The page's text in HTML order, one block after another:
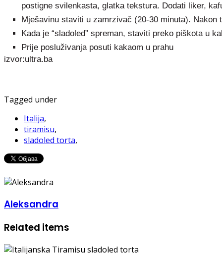
postigne svilenkasta, glatka tekstura. Dodati liker,
Mješavinu staviti u zamrzivač (20-30 minuta).
Kada je “sladoled” spreman, staviti preko piškota u
Prije posluživanja posuti kakaom u prahu
izvor:ultra.ba
Tagged under
Italija,
tiramisu,
sladoled torta,
Aleksandra
Related items